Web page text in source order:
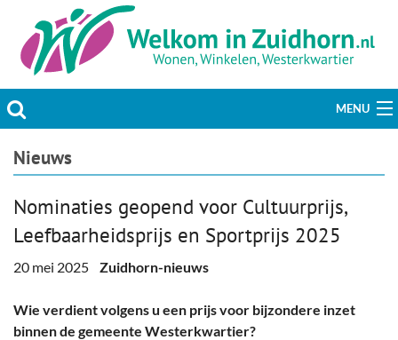
MENU
Actueel
Welzijn & Maatschappij
Bedrijven
Prikbord & Aanbiedingen
Nieuws
Nominaties geopend voor Cultuurprijs,
Leefbaarheidsprijs en Sportprijs 2025
20 mei 2025 Zuidhorn-nieuws
Wie verdient volgens u een prijs voor bijzondere inzet
binnen de gemeente Westerkwartier?